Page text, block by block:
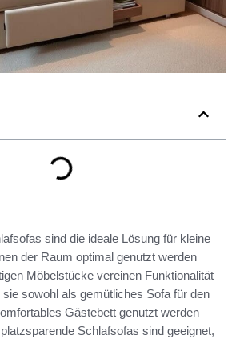
sind die ideale Lösung für kleine
der Raum optimal genutzt werden
Möbelstücke vereinen Funktionalität
sowohl als gemütliches Sofa für den
Gästebett genutzt werden
Schlafsofas sind geeignet,